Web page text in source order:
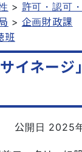
教育・文化 観
まちづくり
許可・認可
企画財政課
班
サイネージ
公開日 2025